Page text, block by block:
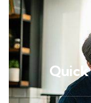
Quick